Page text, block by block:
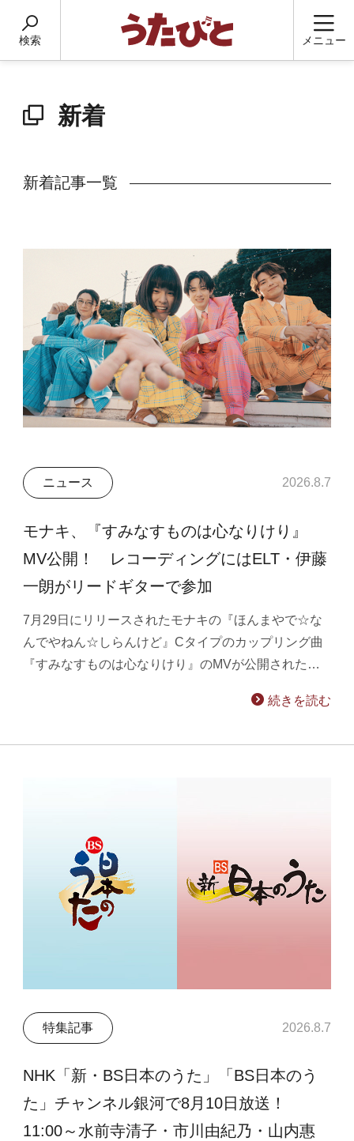
検索 メニュー
新着
新着記事一覧
ニュース 2026.8.7
モナキ、『すみなすものは心なりけり』
MV公開！ レコーディングにはELT・伊藤
一朗がリードギターで参加
7月29日にリリースされたモナキの『ほんまやで☆な
んでやねん☆しらんけど』Cタイプのカップリング曲
『すみなすものは心なりけり』のMVが公開された…
続きを読む
特集記事 2026.8.7
NHK「新・BS日本のうた」「BS日本のう
た」チャンネル銀河で8月10日放送！
11:00～水前寺清子・市川由紀乃・山内惠